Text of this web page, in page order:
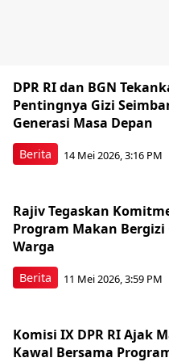
Berita
DPR RI dan BGN
Pentingnya Gizi
Generasi Masa Depan
14 Mei 2026, 3:16 PM
Berita
Rajiv Tegaskan
Program Makan
Warga
11 Mei 2026, 3:59 PM
Komisi IX DPR RI Ajak
Kawal Bersama